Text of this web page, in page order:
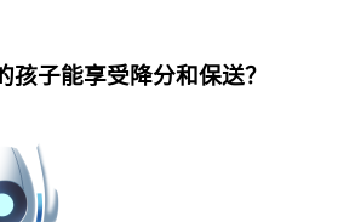
孩子能享受降分和保送？